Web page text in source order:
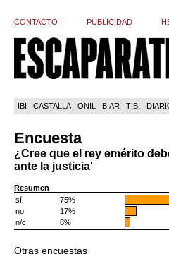
CONTACTO PUBLICIDAD
IBI CASTALLA ONIL BIAR TIBI
Encuesta
¿Cree que el rey emérito
ante la justicia'
Resumen
sí
75%
no
17%
n/c
8%
Otras encuestas